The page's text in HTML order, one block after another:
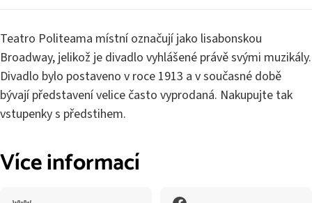
Teatro Politeama místní označují jako lisabonskou
Broadway, jelikož je divadlo vyhlášené právě svými muzikály.
Divadlo bylo postaveno v roce 1913 a v současné době
bývají představení velice často vyprodaná. Nakupujte tak
vstupenky s předstihem.
Více informací